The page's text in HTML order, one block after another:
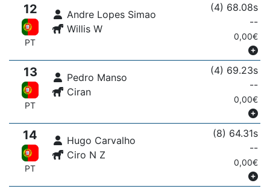
12
PT
Andre Lopes Simao
Willis W
(4) 68.08s
--
0,00€
13
PT
Pedro Manso
Ciran
(4) 69.23s
--
0,00€
14
PT
Hugo Carvalho
Ciro N Z
(8) 64.31s
--
0,00€